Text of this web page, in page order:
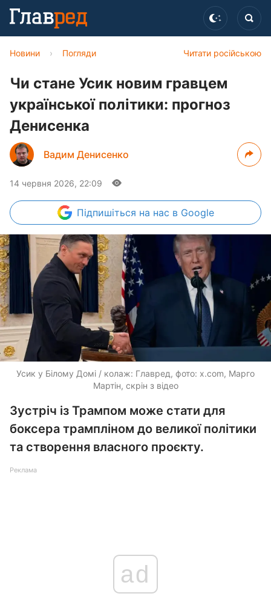
Читати російською
Новини › Погляди
Чи стане Усик новим гравцем
української політики: прогноз
Денисенка
Вадим Денисенко
14 червня 2026, 22:09
Підпишіться на нас в Google
Усик у Білому Домі / колаж: Главред, фото: x.com, Марго
Мартін, скрін з відео
Зустріч із Трампом може стати для
боксера трампліном до великої політики
та створення власного проєкту.
Реклама
ad